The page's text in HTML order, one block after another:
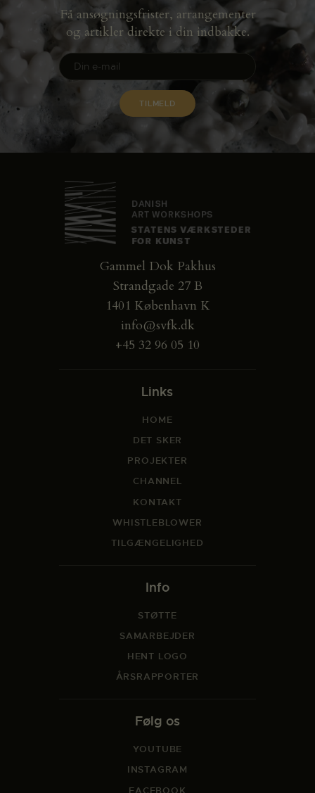
Få ansøgningsfrister, arrangementer
og artikler direkte i din indbakke.
Gammel Dok Pakhus
Strandgade 27 B
1401 København K
info@svfk.dk
+45 32 96 05 10
Links
HOME
DET SKER
PROJEKTER
CHANNEL
KONTAKT
WHISTLEBLOWER
TILGÆNGELIGHED
Info
STØTTE
SAMARBEJDER
HENT LOGO
ÅRSRAPPORTER
Følg os
YOUTUBE
INSTAGRAM
FACEBOOK